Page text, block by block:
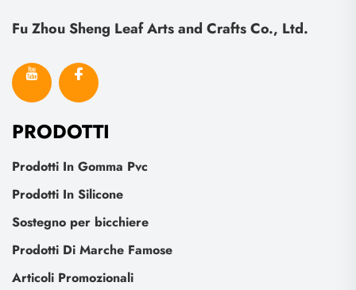
Fu Zhou Sheng Leaf Arts and Crafts Co., Ltd.
PRODOTTI
Prodotti In Gomma Pvc
Prodotti In Silicone
Sostegno per bicchiere
Prodotti Di Marche Famose
Articoli Promozionali